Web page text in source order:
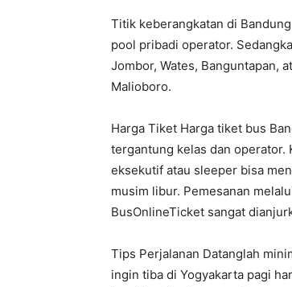
Titik keberangkatan di
pool pribadi operator.
Jombor, Wates, Banguntapan,
Malioboro.
Harga Tiket Harga tiket bus
tergantung kelas dan operator.
eksekutif atau sleeper bisa
musim libur. Pemesanan
BusOnlineTicket sangat
Tips Perjalanan Datanglah
ingin tiba di Yogyakarta pagi